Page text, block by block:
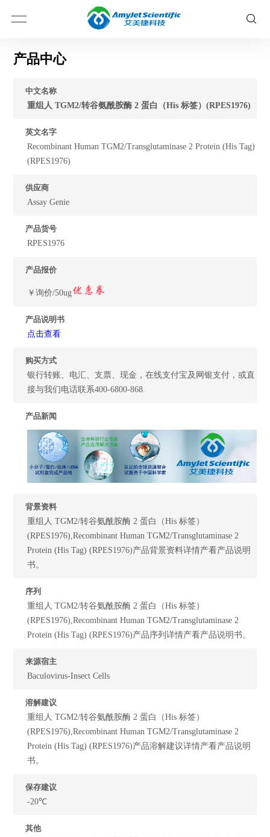
产品中心
中文名称
重组人 TGM2/转谷氨酰胺酶 2 蛋白（His 标签）(RPES1976)
英文名字
Recombinant Human TGM2/Transglutaminase 2 Protein (His Tag)
(RPES1976)
供应商
Assay Genie
产品货号
RPES1976
产品报价
￥询价/50ug
产品说明书
点击查看
购买方式
银行转账、电汇、支票、现金，在线支付宝及网银支付，或直
接与我们电话联系400-6800-868.
产品新闻
背景资料
重组人 TGM2/转谷氨酰胺酶 2 蛋白（His 标签）
(RPES1976),Recombinant Human TGM2/Transglutaminase 2
Protein (His Tag) (RPES1976)产品背景资料详情产看产品说明
书。
序列
重组人 TGM2/转谷氨酰胺酶 2 蛋白（His 标签）
(RPES1976),Recombinant Human TGM2/Transglutaminase 2
Protein (His Tag) (RPES1976)产品序列详情产看产品说明书。
来源宿主
Baculovirus-Insect Cells
溶解建议
重组人 TGM2/转谷氨酰胺酶 2 蛋白（His 标签）
(RPES1976),Recombinant Human TGM2/Transglutaminase 2
Protein (His Tag) (RPES1976)产品溶解建议详情产看产品说明
书。
保存建议
-20℃
其他